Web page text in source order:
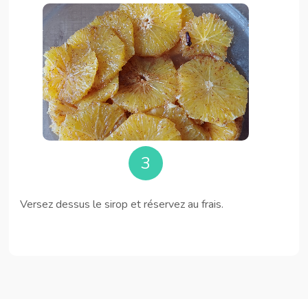
3
Versez dessus le sirop et réservez au frais.